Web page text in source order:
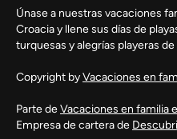
Únase a nuestras vacaciones
Croacia y llene sus días de
turquesas y alegrías playeras
Copyright byVacaciones en
Parte deVacaciones en familia
Empresa de cartera de